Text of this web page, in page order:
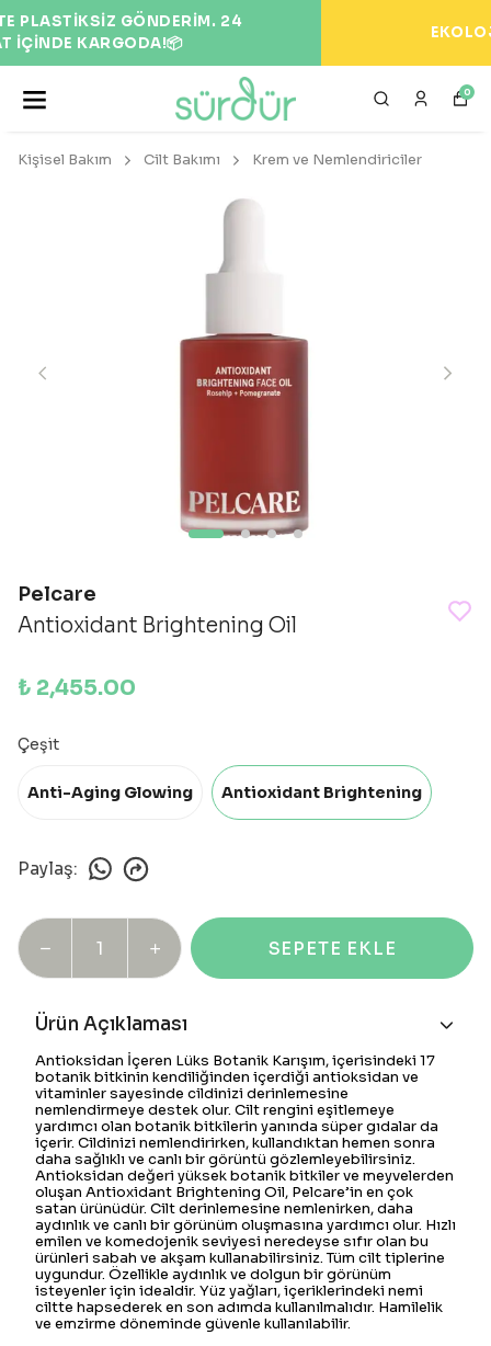
EKOLOJİK VE DOĞAL ÜRÜNLER 🌍
0
Kişisel Bakım Cilt Bakımı Krem ve Nemlendiriciler
Pelcare
Antioxidant Brightening Oil
₺ 2,455.00
Çeşit
Anti-Aging Glowing Antioxidant Brightening
Paylaş:
SEPETE EKLE
Ürün Açıklaması
Antioksidan İçeren Lüks Botanik Karışım, içerisindeki 17
botanik bitkinin kendiliğinden içerdiği antioksidan ve
vitaminler sayesinde cildinizi derinlemesine
nemlendirmeye destek olur. Cilt rengini eşitlemeye
yardımcı olan botanik bitkilerin yanında süper gıdalar da
içerir. Cildinizi nemlendirirken, kullandıktan hemen sonra
daha sağlıklı ve canlı bir görüntü gözlemleyebilirsiniz.
Antioksidan değeri yüksek botanik bitkiler ve meyvelerden
oluşan Antioxidant Brightening Oil, Pelcare’in en çok
satan ürünüdür. Cilt derinlemesine nemlenirken, daha
aydınlık ve canlı bir görünüm oluşmasına yardımcı olur. Hızlı
emilen ve komedojenik seviyesi neredeyse sıfır olan bu
ürünleri sabah ve akşam kullanabilirsiniz. Tüm cilt tiplerine
uygundur. Özellikle aydınlık ve dolgun bir görünüm
isteyenler için idealdir. Yüz yağları, içeriklerindeki nemi
ciltte hapsederek en son adımda kullanılmalıdır. Hamilelik
ve emzirme döneminde güvenle kullanılabilir.